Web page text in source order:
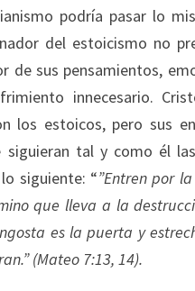
podría pasar lo
del estoicismo no
de sus pensamientos,
innecesario.
los estoicos, pero sus
siguieran tal y como él
siguiente: “”Entren por
que lleva a la
es la puerta y
(Mateo 7:13, 14).